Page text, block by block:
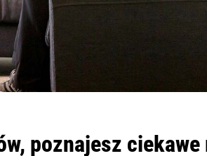
poznajesz ciekawe